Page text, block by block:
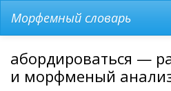
Морфемный словарь
абордироваться —
и морфменый